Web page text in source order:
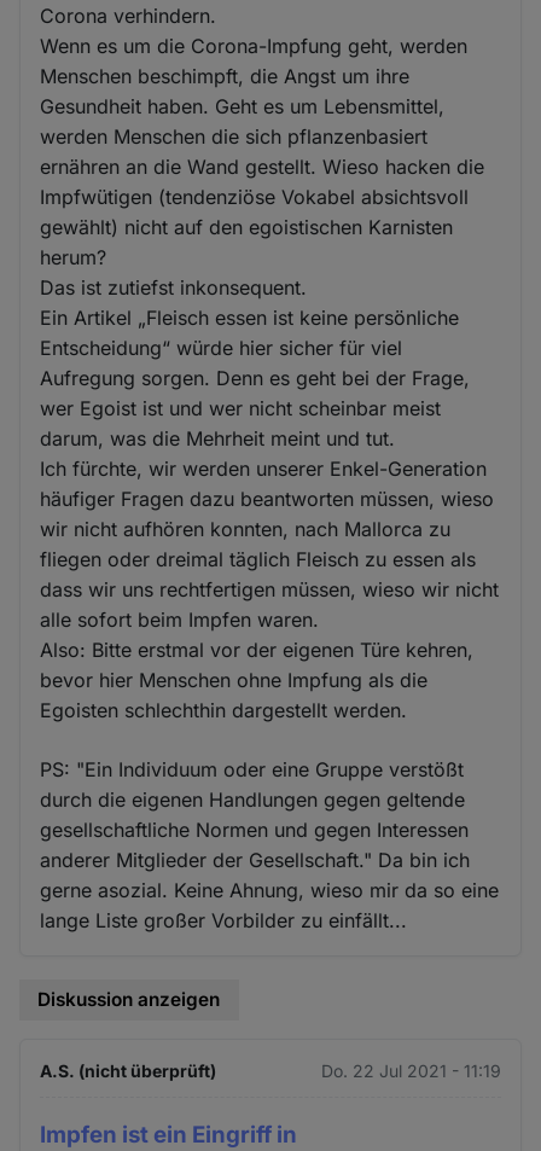
Corona verhindern.
Wenn es um die Corona-Impfung geht, werden
Menschen beschimpft, die Angst um ihre
Gesundheit haben. Geht es um Lebensmittel,
werden Menschen die sich pflanzenbasiert
ernähren an die Wand gestellt. Wieso hacken die
Impfwütigen (tendenziöse Vokabel absichtsvoll
gewählt) nicht auf den egoistischen Karnisten
herum?
Das ist zutiefst inkonsequent.
Ein Artikel „Fleisch essen ist keine persönliche
Entscheidung“ würde hier sicher für viel
Aufregung sorgen. Denn es geht bei der Frage,
wer Egoist ist und wer nicht scheinbar meist
darum, was die Mehrheit meint und tut.
Ich fürchte, wir werden unserer Enkel-Generation
häufiger Fragen dazu beantworten müssen, wieso
wir nicht aufhören konnten, nach Mallorca zu
fliegen oder dreimal täglich Fleisch zu essen als
dass wir uns rechtfertigen müssen, wieso wir nicht
alle sofort beim Impfen waren.
Also: Bitte erstmal vor der eigenen Türe kehren,
bevor hier Menschen ohne Impfung als die
Egoisten schlechthin dargestellt werden.
PS: "Ein Individuum oder eine Gruppe verstößt
durch die eigenen Handlungen gegen geltende
gesellschaftliche Normen und gegen Interessen
anderer Mitglieder der Gesellschaft." Da bin ich
gerne asozial. Keine Ahnung, wieso mir da so eine
lange Liste großer Vorbilder zu einfällt...
Diskussion anzeigen
A.S. (nicht überprüft) Do. 22 Jul 2021 - 11:19
Impfen ist ein Eingriff in